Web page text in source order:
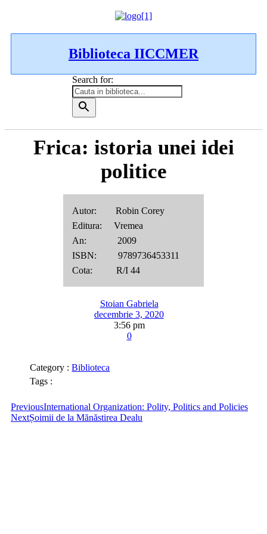
Biblioteca IICCMER
Search for:
Frica: istoria unei idei
politice
Autor: Robin Corey
Editura: Vremea
An: 2009
ISBN: 9789736453311
Cota: R/I 44
Stoian Gabriela
decembrie 3, 2020
3:56 pm
0
Category : Biblioteca
Tags :
PreviousInternational Organization: Polity, Politics and Policies
NextȘoimii de la Mănăstirea Dealu